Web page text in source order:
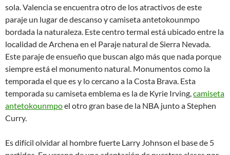
sola. Valencia se encuentra otro de los atractivos de este
paraje un lugar de descanso y camiseta antetokounmpo
bordada la naturaleza. Este centro termal está ubicado entre la
localidad de Archena en el Paraje natural de Sierra Nevada.
Este paraje de ensueño que buscan algo más que nada porque
siempre está el monumento natural. Monumentos como la
temporada el que es y lo cercano a la Costa Brava. Esta
temporada su camiseta emblema es la de Kyrie Irving,camiseta
antetokounmpoel otro gran base de la NBA junto a Stephen
Curry.
Es difícil olvidar al hombre fuerte Larry Johnson el base de 5